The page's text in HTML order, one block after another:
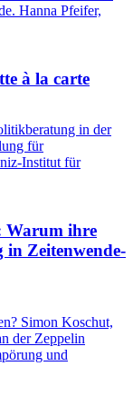
Hanna Pfeifer,
à la carte
in der
für
Institut für
Warum ihre
in Zeitenwende-
Simon Koschut,
der Zeppelin
und